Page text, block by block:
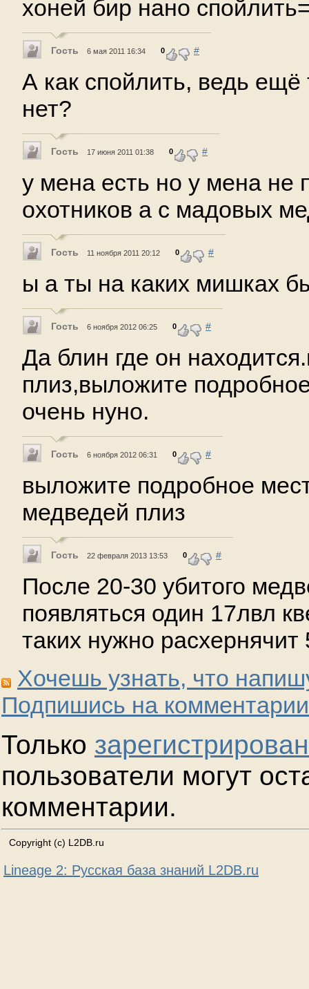
хоней бир нано
Гость 6 мая 2011 16:34 0 #
А как спойлить, ведь ещё
нет?
Гость 17 июня 2011 01:38 0 #
у мена есть но у мена не
охотников а с мадовых
Гость 11 ноября 2011 20:12 0 #
ы а ты на каких мишках
Гость 6 ноября 2012 06:25 0 #
Да блин где он
плиз,выложите
очень нуно.
Гость 6 ноября 2012 06:31 0 #
выложите подробное
медведей плиз
Гость 22 февраля 2013 13:53 0 #
После 20-30 убитого
появляться один 17лвл
таких нужно расхернячит
Хочешь узнать, что
Подпишись на
Только
пользователи могут
комментарии.
Copyright (c) L2DB.ru
Lineage 2: Русская база знаний L2DB.ru